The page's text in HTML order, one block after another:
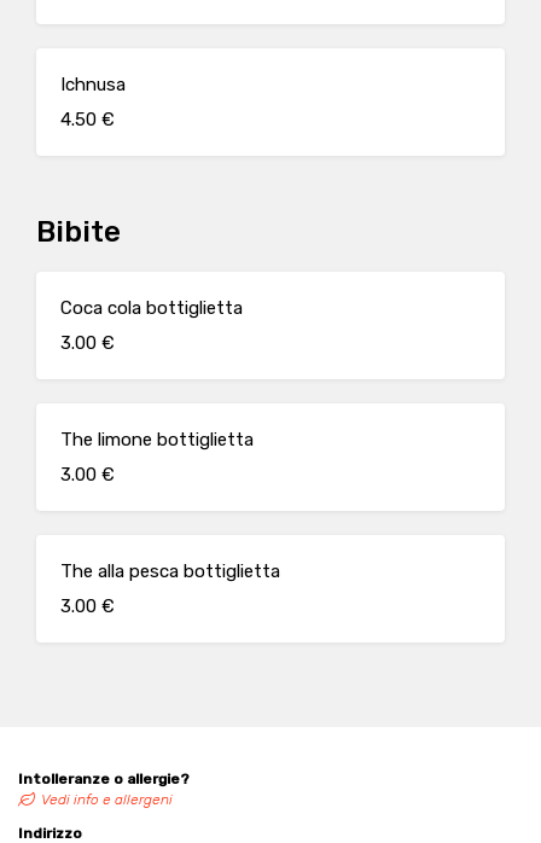
Ichnusa
4.50 €
Bibite
Coca cola bottiglietta
3.00 €
The limone bottiglietta
3.00 €
The alla pesca bottiglietta
3.00 €
Intolleranze o allergie?
Vedi info e allergeni
Indirizzo